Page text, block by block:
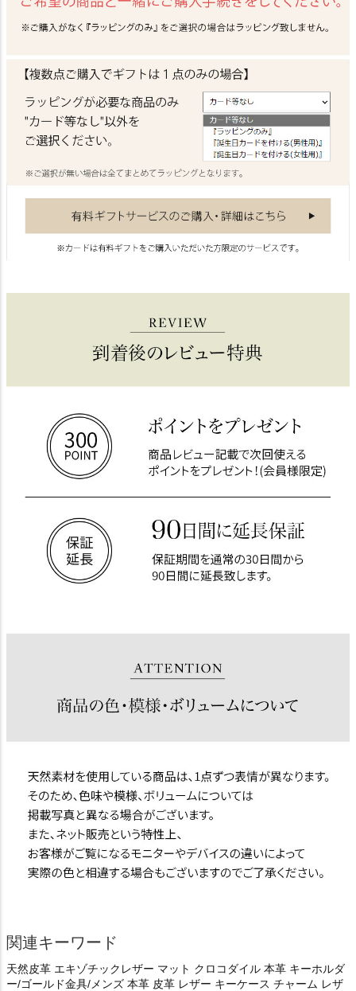
関連キーワード
天然皮革 エキゾチックレザー マット クロコダイル 本革 キーホルダ
ー/ゴールド金具/メンズ 本革 皮革 レザー キーケース チャーム レザ